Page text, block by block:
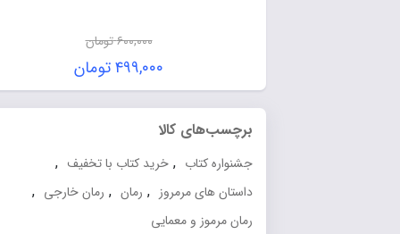
تومان
۴۹۹,۰۰۰تومان
برچسب‌های کالا
جشنواره کتاب ,خرید کتاب با تخفیف ,
داستان های مرمروز ,رمان , رمان خارجی ,
رمان مرموز و معمایی